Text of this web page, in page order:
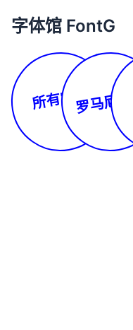
字体馆 FontG
所有字体罗马尼亚文